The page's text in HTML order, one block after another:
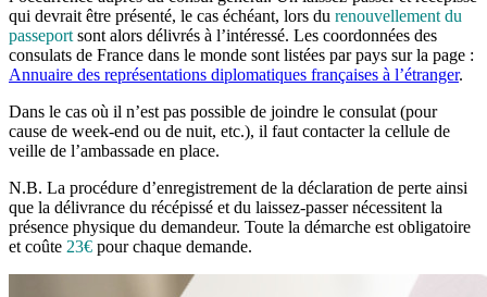
qui devrait être présenté, le cas échéant, lors du renouvellement du
passeport sont alors délivrés à l’intéressé. Les coordonnées des
consulats de France dans le monde sont listées par pays sur la page :
Annuaire des représentations diplomatiques françaises à l’étranger.
Dans le cas où il n’est pas possible de joindre le consulat (pour
cause de week-end ou de nuit, etc.), il faut contacter la cellule de
veille de l’ambassade en place.
N.B. La procédure d’enregistrement de la déclaration de perte ainsi
que la délivrance du récépissé et du laissez-passer nécessitent la
présence physique du demandeur. Toute la démarche est obligatoire
et coûte 23€ pour chaque demande.